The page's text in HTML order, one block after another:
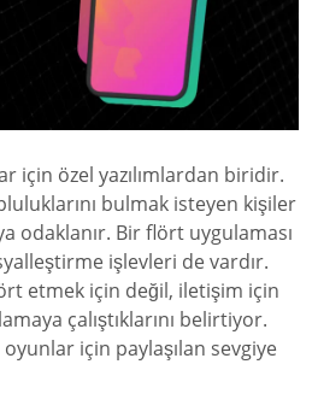
için özel yazılımlardan biridir.
bulmak isteyen kişiler
odaklanır. Bir flört uygulaması
işlevleri de vardır.
etmek için değil, iletişim için
çalıştıklarını belirtiyor.
için paylaşılan sevgiye